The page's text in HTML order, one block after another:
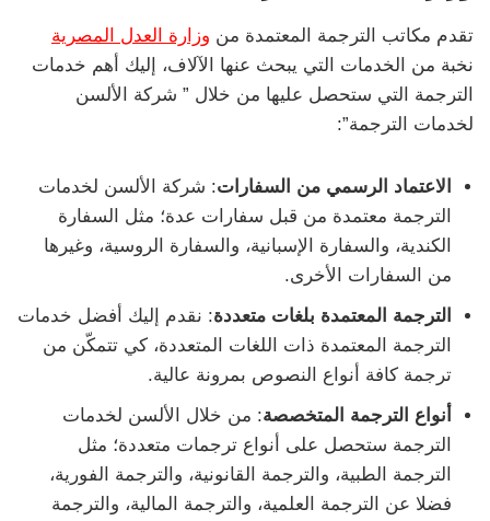
تقدم مكاتب الترجمة المعتمدة من وزارة العدل المصرية
نخبة من الخدمات التي يبحث عنها الآلاف، إليك أهم خدمات
الترجمة التي ستحصل عليها من خلال ” شركة الألسن
لخدمات الترجمة”:
الاعتماد الرسمي من السفارات: شركة الألسن لخدمات
الترجمة معتمدة من قبل سفارات عدة؛ مثل السفارة
الكندية، والسفارة الإسبانية، والسفارة الروسية، وغيرها
من السفارات الأخرى.
الترجمة المعتمدة بلغات متعددة: نقدم إليك أفضل خدمات
الترجمة المعتمدة ذات اللغات المتعددة، كي تتمكّن من
ترجمة كافة أنواع النصوص بمرونة عالية.
أنواع الترجمة المتخصصة: من خلال الألسن لخدمات
الترجمة ستحصل على أنواع ترجمات متعددة؛ مثل
الترجمة الطبية، والترجمة القانونية، والترجمة الفورية،
فضلا عن الترجمة العلمية، والترجمة المالية، والترجمة